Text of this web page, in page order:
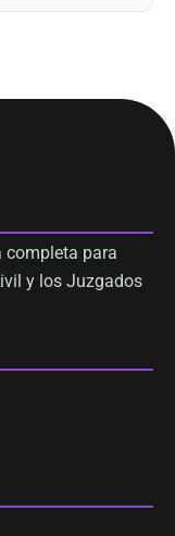
completa para
y los Juzgados